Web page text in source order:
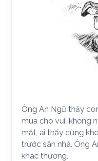
Ông An Ngữ thấy
múa cho vui, không
mắt, ai thấy cũng
trước sân nhà. Ông
khác thường.